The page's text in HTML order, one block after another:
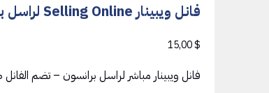
فانل ويبينار Selling Online لراسل برانسون
15,00$
فانل ويبينار مباشر لراسل برانسون – تضم